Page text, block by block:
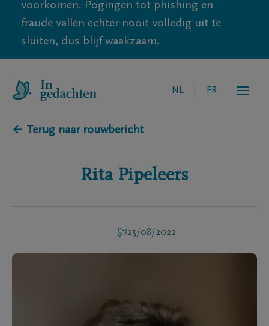
voorkomen. Pogingen tot phishing en
fraude vallen echter nooit volledig uit te
sluiten, dus blijf waakzaam.
NL FR
← Terug naar rouwbericht
Rita Pipeleers
25/08/2022